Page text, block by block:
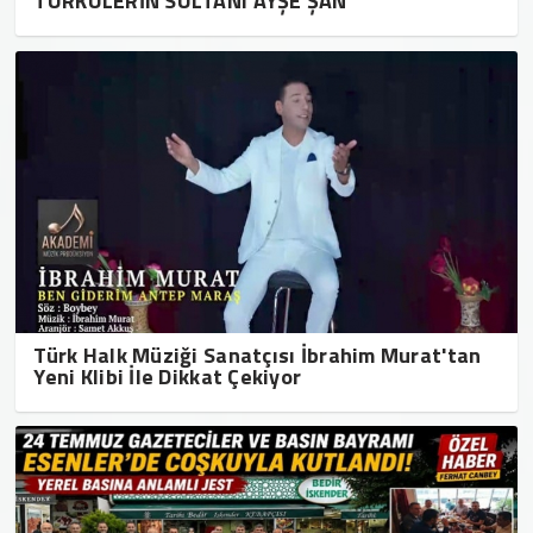
Türk Halk Müziği Sanatçısı İbrahim Murat'tan
Yeni Klibi İle Dikkat Çekiyor